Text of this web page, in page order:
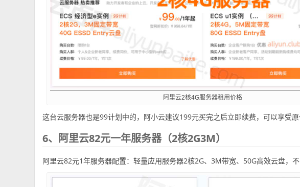
阿里云2核4G服务器租用价格
这台云服务器也是99计划中的，阿小云建议199元买完之后立即续费，可以享受原
6、阿里云82元一年服务器（2核2G3M）
阿里云82元1年服务器配置：轻量应用服务器2核2G、3M带宽、50G高效云盘，不